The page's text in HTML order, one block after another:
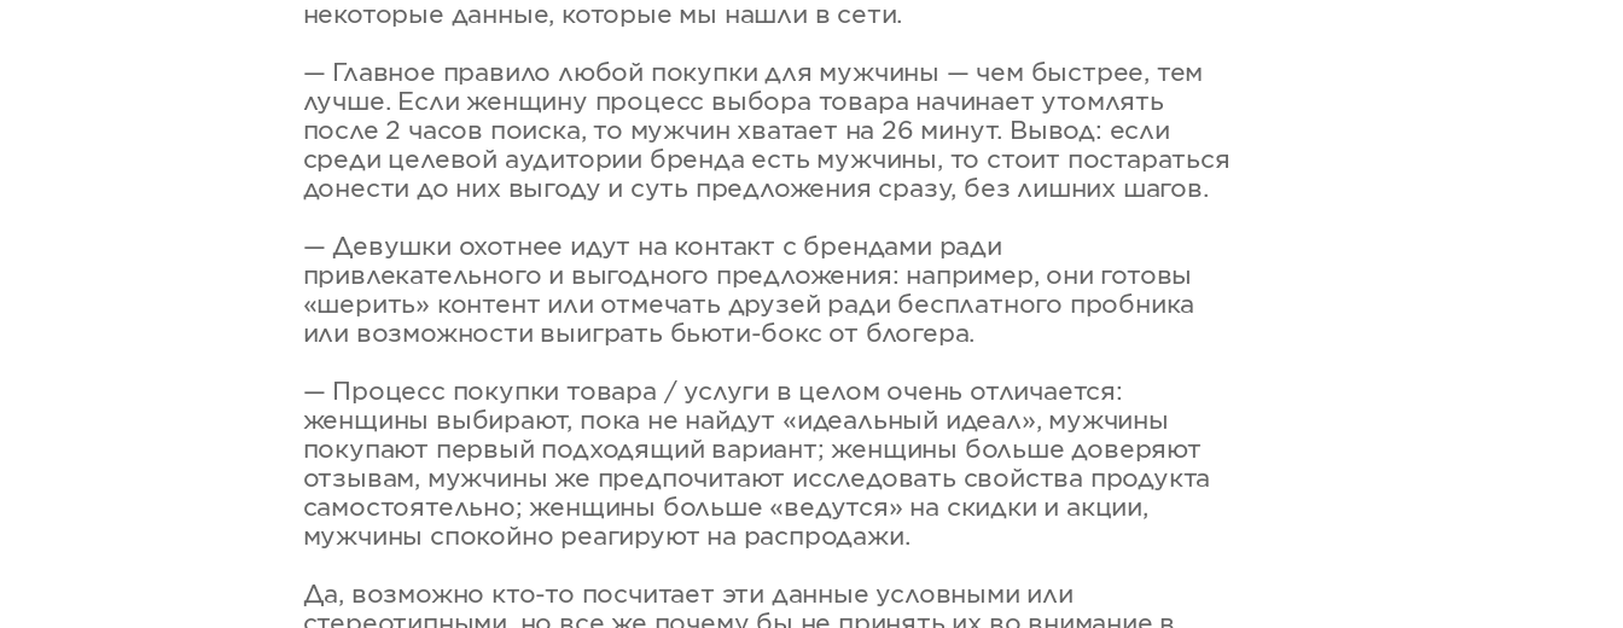
некоторые данные, которые мы нашли в сети.
— Главное правило любой покупки для мужчины — чем быстрее, тем
лучше. Если женщину процесс выбора товара начинает утомлять
после 2 часов поиска, то мужчин хватает на 26 минут. Вывод: если
среди целевой аудитории бренда есть мужчины, то стоит постараться
донести до них выгоду и суть предложения сразу, без лишних шагов.
— Девушки охотнее идут на контакт с брендами ради
привлекательного и выгодного предложения: например, они готовы
«шерить» контент или отмечать друзей ради бесплатного пробника
или возможности выиграть бьюти-бокс от блогера.
— Процесс покупки товара / услуги в целом очень отличается:
женщины выбирают, пока не найдут «идеальный идеал», мужчины
покупают первый подходящий вариант; женщины больше доверяют
отзывам, мужчины же предпочитают исследовать свойства продукта
самостоятельно; женщины больше «ведутся» на скидки и акции,
мужчины спокойно реагируют на распродажи.
Да, возможно кто-то посчитает эти данные условными или